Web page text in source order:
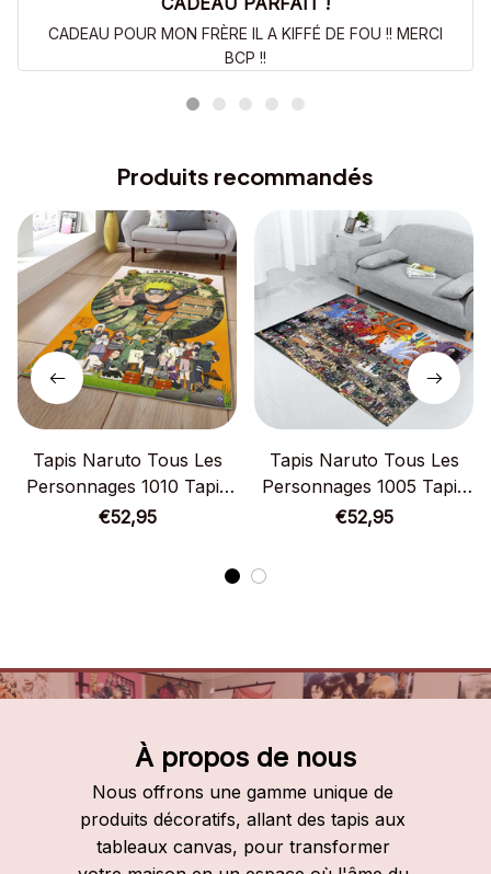
CADEAU POUR MON FRÈRE IL A KIFFÉ DE FOU !! MERCI
BCP !!
Produits recommandés
Tapis Naruto Tous Les
Personnages 1010 Tapis
Chambre
€52,95
Tapis Naruto Tous Les
Personnages 1005 Tapis
Chambre
€52,95
À propos de nous
Nous offrons une gamme unique de
produits décoratifs, allant des tapis aux
tableaux canvas, pour transformer